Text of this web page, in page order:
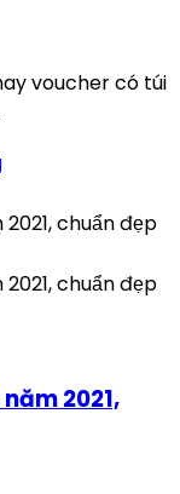
voucher có túi
2021,